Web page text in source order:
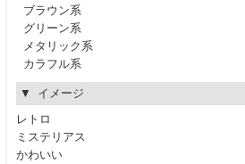
ブラウン系
グリーン系
メタリック系
カラフル系
イメージ
レトロ
ミステリアス
かわいい